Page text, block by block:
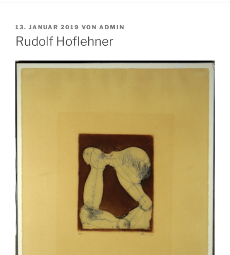
VERÖFFENTLICHT
AM
13. JANUAR 2019 VON ADMIN
Rudolf Hoflehner